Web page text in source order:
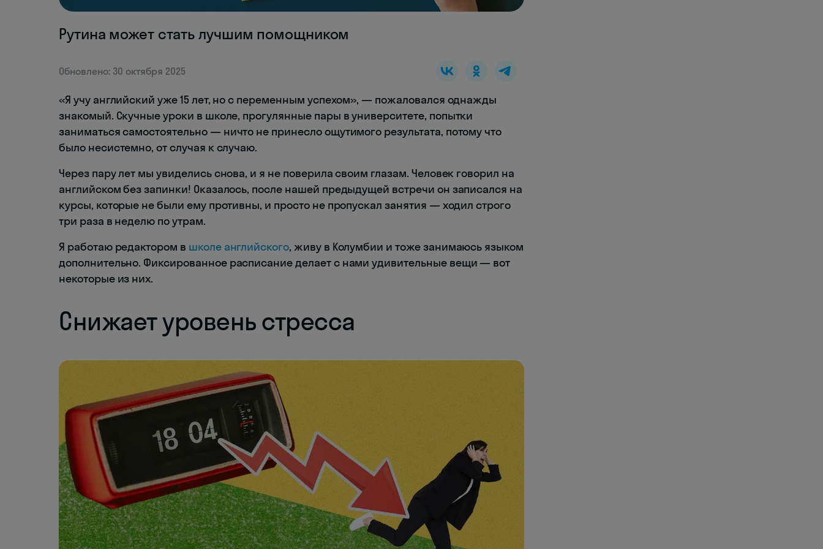
Рутина может стать лучшим помощником
Обновлено: 30 октября 2025
«Я учу английский уже 15 лет, но с переменным успехом», — пожаловался однажды
знакомый. Скучные уроки в школе, прогулянные пары в университете, попытки
заниматься самостоятельно — ничто не принесло ощутимого результата, потому что
было несистемно, от случая к случаю.
Через пару лет мы увиделись снова, и я не поверила своим глазам. Человек говорил на
английском без запинки! Оказалось, после нашей предыдущей встречи он записался на
курсы, которые не были ему противны, и просто не пропускал занятия — ходил строго
три раза в неделю по утрам.
Я работаю редактором в школе английского, живу в Колумбии и тоже занимаюсь языком
дополнительно. Фиксированное расписание делает с нами удивительные вещи — вот
некоторые из них.
Снижает уровень стресса